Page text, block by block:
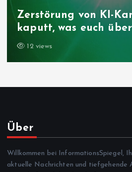
Zerstörung von KI-
kaputt, was euch
12 views
Über
Willkommen bei InformationsSpiegel,
aktuelle Nachrichten und tiefgehende